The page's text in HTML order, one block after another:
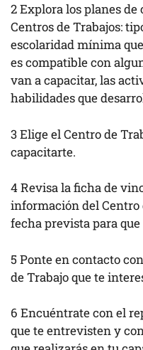
2 Explora los planes
Centros de Trabajos:
escolaridad mínima
es compatible con
van a capacitar, las
habilidades que
3 Elige el Centro de
capacitarte.
4 Revisa la ficha de
información del Centro
fecha prevista para
5 Ponte en contacto
de Trabajo que te
6 Encuéntrate con el
que te entrevisten y